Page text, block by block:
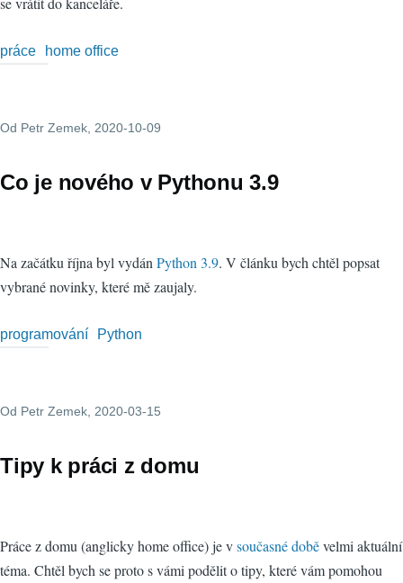
práce home office
Od Petr Zemek , 2020-10-09
Co je nového v Pythonu 3.9
Na začátku října byl vydán Python 3.9. V článku bych chtěl popsat
vybrané novinky, které mě zaujaly.
programování Python
Od Petr Zemek , 2020-03-15
Tipy k práci z domu
Práce z domu (anglicky home office) je vsoučasné doběvelmi aktuální
téma. Chtěl bych se proto s vámi podělit o tipy, které vám pomohou